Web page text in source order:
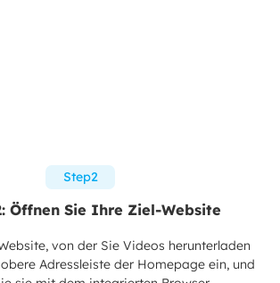
Step2
Öffnen Sie Ihre Ziel-Website
von der Sie Videos herunterladen
Adressleiste der Homepage ein, und